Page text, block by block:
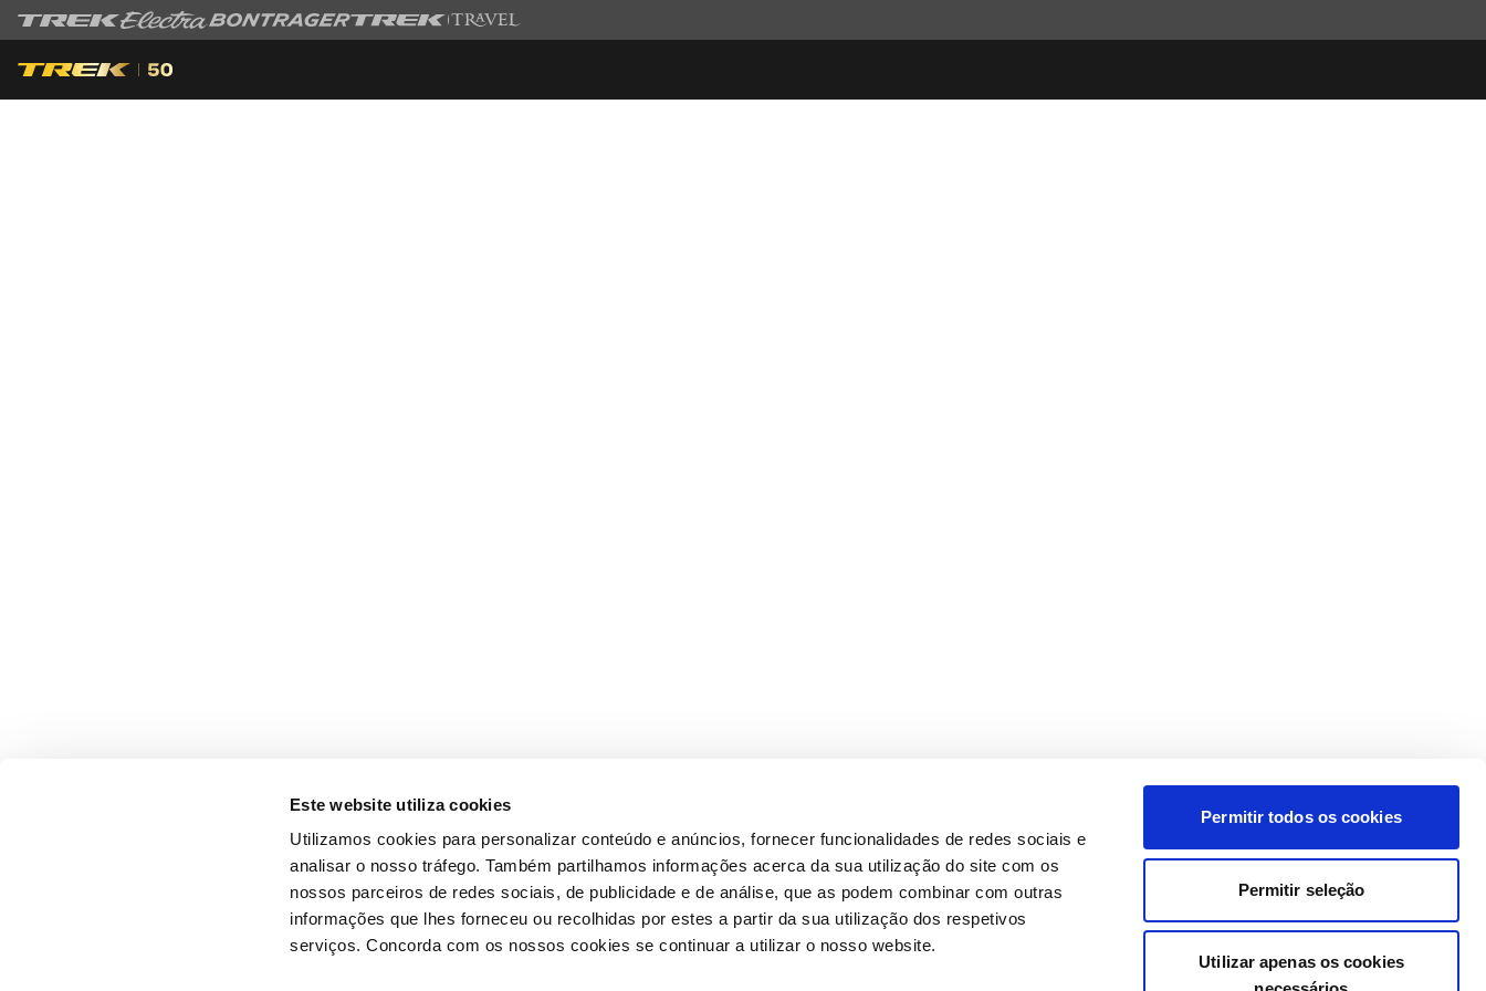
Este website utiliza cookies
Utilizamos cookies para personalizar conteúdo e anúncios, fornecer funcionalidades de redes sociais e
analisar o nosso tráfego. Também partilhamos informações acerca da sua utilização do site com os
nossos parceiros de redes sociais, de publicidade e de análise, que as podem combinar com outras
informações que lhes forneceu ou recolhidas por estes a partir da sua utilização dos respetivos
serviços. Concorda com os nossos cookies se continuar a utilizar o nosso website.
Permitir todos os cookies
Permitir seleção
Utilizar apenas os cookies